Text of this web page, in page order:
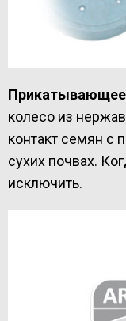
Прикатывающее
колесо из
контакт семян с
сухих почвах.
исключить.